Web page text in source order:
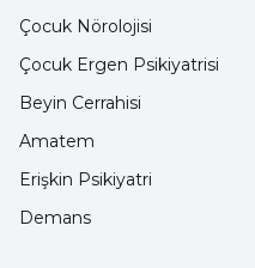
bir virüs yoktur.
Varicella-Zoster
Aktifleşir?
Suçiçeği geçirdikten
yakın sinir köklerine
Çocuk Nörolojisi
Çocuk Ergen Psikiyatrisi
Beyin Cerrahisi
Amatem
Erişkin Psikiyatri
Demans